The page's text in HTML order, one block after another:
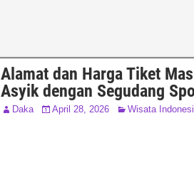
Alamat dan Harga Tiket
Asyik dengan Segudang
Daka April 28, 2026 Wisata